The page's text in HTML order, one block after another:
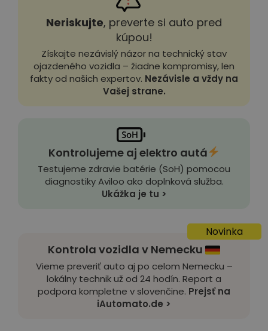
Neriskujte, preverte si auto pred
kúpou!
Získajte nezávislý názor na technický stav
ojazdeného vozidla – žiadne kompromisy, len
fakty od našich expertov. Nezávisle a vždy na
Vašej strane.
Kontrolujeme aj elektro autá
Testujeme zdravie batérie (SoH) pomocou
diagnostiky Aviloo ako doplnková služba.
Ukážka je tu >
Novinka
Kontrola vozidla v Nemecku
Vieme preveriť auto aj po celom Nemecku –
lokálny technik už od 24 hodín. Report a
podpora kompletne v slovenčine. Prejsť na
iAutomato.de >